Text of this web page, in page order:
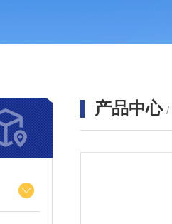
产品中心 /